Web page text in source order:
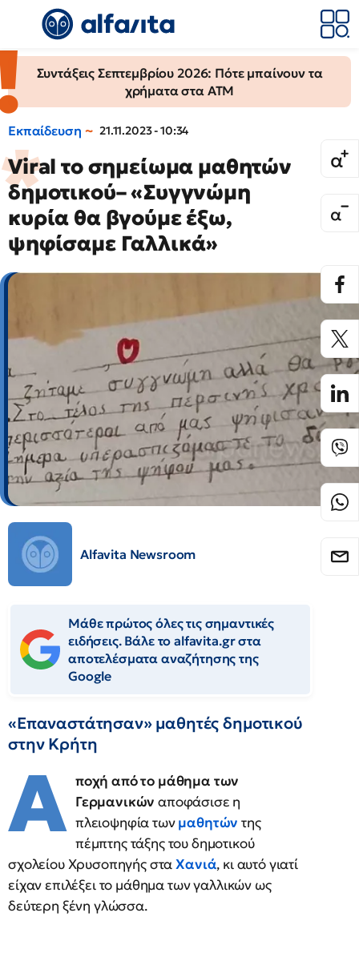
Συντάξεις Σεπτεμβρίου 2026: Πότε μπαίνουν τα
χρήματα στα ΑΤΜ
Εκπαίδευση 21.11.2023 - 10:34
Viral το σημείωμα μαθητών
δημοτικού– «Συγγνώμη
κυρία θα βγούμε έξω,
ψηφίσαμε Γαλλικά»
Alfavita Newsroom
Μάθε πρώτος όλες τις σημαντικές
ειδήσεις. Βάλε το alfavita.gr στα
αποτελέσματα αναζήτησης της
Google
«Επαναστάτησαν» μαθητές δημοτικού
στην Κρήτη
Α ποχή από το μάθημα των
Γερμανικώναποφάσισε η
πλειοψηφία τωνμαθητώντης
πέμπτης τάξης του δημοτικού
σχολείου Χρυσοπηγής σταΧανιά, κι αυτό γιατί
είχαν επιλέξει το μάθημα των γαλλικών ως
δεύτερη ξένη γλώσσα.